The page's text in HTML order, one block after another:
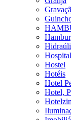
Hospital
Hostel
Hotéis
Hotel
Hotel,